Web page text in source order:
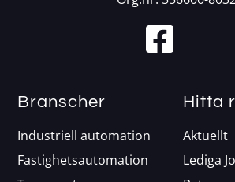
Branscher
Industriell automation
Fastighetsautomation
Hitta
Aktuellt
Lediga